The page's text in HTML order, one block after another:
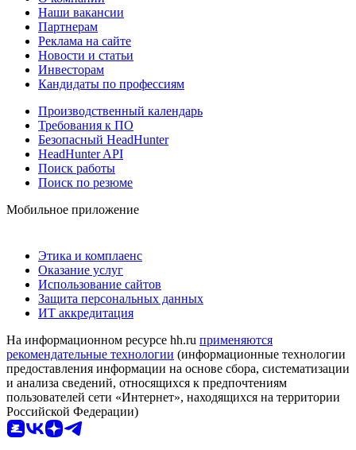
Наши вакансии
Партнерам
Реклама на сайте
Новости и статьи
Инвесторам
Кандидаты по профессиям
Производственный календарь
Требования к ПО
Безопасный HeadHunter
HeadHunter API
Поиск работы
Поиск по резюме
Мобильное приложение
Этика и комплаенс
Оказание услуг
Использование сайтов
Защита персональных данных
ИТ аккредитация
На информационном ресурсе hh.ru применяются
рекомендательные технологии (информационные технологии
предоставления информации на основе сбора, систематизации
и анализа сведений, относящихся к предпочтениям
пользователей сети «Интернет», находящихся на территории
Российской Федерации)